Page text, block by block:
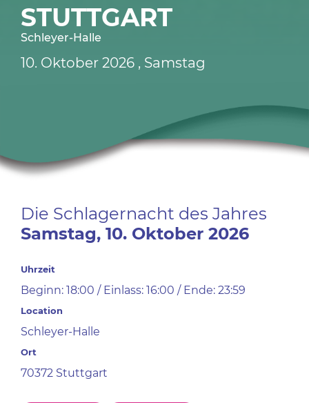
STUTTGART
Schleyer-Halle
10. Oktober 2026 , Samstag
Die Schlagernacht des Jahres
Samstag, 10. Oktober 2026
Uhrzeit
Beginn: 18:00 / Einlass: 16:00 / Ende: 23:59
Location
Schleyer-Halle
Ort
70372 Stuttgart